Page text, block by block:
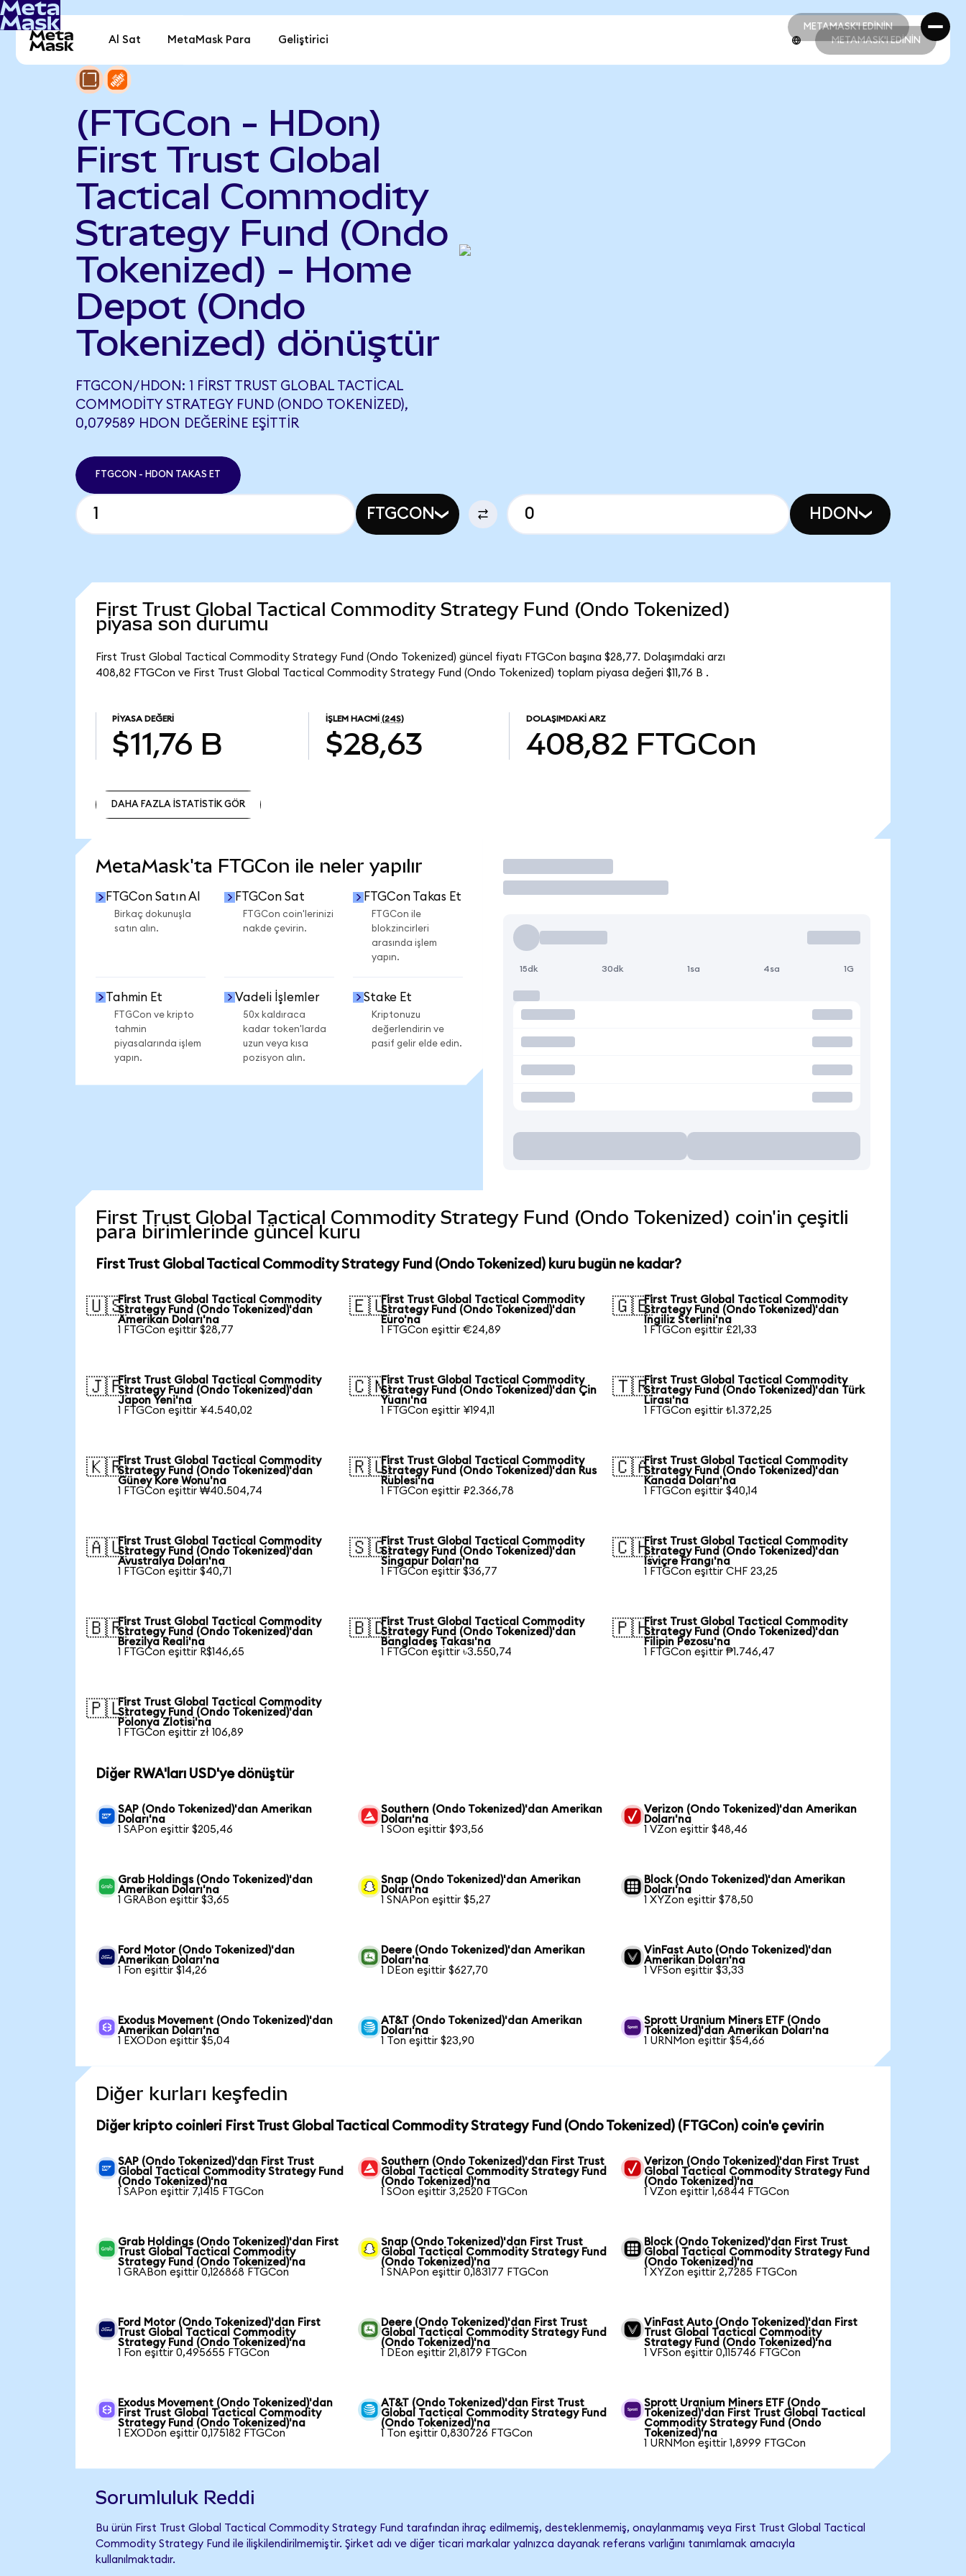
METAMASK'I EDİNİN
METAMASK'I EDİNİN
Al Sat MetaMask Para Geliştirici METAMASK'I EDİNİN
(FTGCon - HDon)
First Trust Global
Tactical Commodity
Strategy Fund (Ondo
Tokenized) - Home
Depot (Ondo
Tokenized) dönüştür
FTGCON/HDON: 1 FIRST TRUST GLOBAL TACTICAL
COMMODITY STRATEGY FUND (ONDO TOKENIZED),
0,079589 HDON DEĞERINE EŞITTIR
FTGCON - HDON TAKAS ET
FTGCON HDON
First Trust Global Tactical Commodity Strategy Fund (Ondo Tokenized)
piyasa son durumu
First Trust Global Tactical Commodity Strategy Fund (Ondo Tokenized) güncel fiyatı FTGCon başına $28,77. Dolaşımdaki arzı
408,82 FTGCon ve First Trust Global Tactical Commodity Strategy Fund (Ondo Tokenized) toplam piyasa değeri $11,76 B .
PIYASA DEĞERI
$11,76 B
İŞLEM HACMI (24S)
$28,63
DOLAŞIMDAKI ARZ
408,82 FTGCon
DAHA FAZLA İSTATİSTİK GÖR
MetaMask'ta FTGCon ile neler yapılır
FTGCon Satın Al
Birkaç dokunuşla
satın alın.
FTGCon Sat
FTGCon coin'lerinizi
nakde çevirin.
FTGCon Takas Et
FTGCon ile
blokzincirleri
arasında işlem
yapın.
Tahmin Et
FTGCon ve kripto
tahmin
piyasalarında işlem
yapın.
Vadeli İşlemler
50x kaldıraca
kadar token'larda
uzun veya kısa
pozisyon alın.
Stake Et
Kriptonuzu
değerlendirin ve
pasif gelir elde edin.
İşlem Yap
15dk 30dk 1sa 4sa 1G
First Trust Global Tactical Commodity Strategy Fund (Ondo Tokenized) coin'in çeşitli
para birimlerinde güncel kuru
First Trust Global Tactical Commodity Strategy Fund (Ondo Tokenized) kuru bugün ne kadar?
🇺🇸First Trust Global Tactical Commodity
Strategy Fund (Ondo Tokenized)'dan
Amerikan Doları'na
1 FTGCon eşittir $28,77
🇪🇺First Trust Global Tactical Commodity
Strategy Fund (Ondo Tokenized)'dan
Euro'na
1 FTGCon eşittir €24,89
🇬🇧First Trust Global Tactical Commodity
Strategy Fund (Ondo Tokenized)'dan
İngiliz Sterlini'na
1 FTGCon eşittir £21,33
🇯🇵First Trust Global Tactical Commodity
Strategy Fund (Ondo Tokenized)'dan
Japon Yeni'na
1 FTGCon eşittir ¥4.540,02
🇨🇳First Trust Global Tactical Commodity
Strategy Fund (Ondo Tokenized)'dan Çin
Yuanı'na
1 FTGCon eşittir ¥194,11
🇹🇷First Trust Global Tactical Commodity
Strategy Fund (Ondo Tokenized)'dan Türk
Lirası'na
1 FTGCon eşittir ₺1.372,25
🇰🇷First Trust Global Tactical Commodity
Strategy Fund (Ondo Tokenized)'dan
Güney Kore Wonu'na
1 FTGCon eşittir ₩40.504,74
🇷🇺First Trust Global Tactical Commodity
Strategy Fund (Ondo Tokenized)'dan Rus
Rublesi'na
1 FTGCon eşittir ₽2.366,78
🇨🇦First Trust Global Tactical Commodity
Strategy Fund (Ondo Tokenized)'dan
Kanada Doları'na
1 FTGCon eşittir $40,14
🇦🇺First Trust Global Tactical Commodity
Strategy Fund (Ondo Tokenized)'dan
Avustralya Doları'na
1 FTGCon eşittir $40,71
🇸🇬First Trust Global Tactical Commodity
Strategy Fund (Ondo Tokenized)'dan
Singapur Doları'na
1 FTGCon eşittir $36,77
🇨🇭First Trust Global Tactical Commodity
Strategy Fund (Ondo Tokenized)'dan
İsviçre Frangı'na
1 FTGCon eşittir CHF 23,25
🇧🇷First Trust Global Tactical Commodity
Strategy Fund (Ondo Tokenized)'dan
Brezilya Reali'na
1 FTGCon eşittir R$146,65
🇧🇩First Trust Global Tactical Commodity
Strategy Fund (Ondo Tokenized)'dan
Bangladeş Takası'na
1 FTGCon eşittir ৳3.550,74
🇵🇭First Trust Global Tactical Commodity
Strategy Fund (Ondo Tokenized)'dan
Filipin Pezosu'na
1 FTGCon eşittir ₱1.746,47
🇵🇱First Trust Global Tactical Commodity
Strategy Fund (Ondo Tokenized)'dan
Polonya Zlotisi'na
1 FTGCon eşittir zł 106,89
Diğer RWA'ları USD'ye dönüştür
SAP (Ondo Tokenized)'dan Amerikan
Doları'na
1 SAPon eşittir $205,46
Southern (Ondo Tokenized)'dan Amerikan
Doları'na
1 SOon eşittir $93,56
Verizon (Ondo Tokenized)'dan Amerikan
Doları'na
1 VZon eşittir $48,46
Grab Holdings (Ondo Tokenized)'dan
Amerikan Doları'na
1 GRABon eşittir $3,65
Snap (Ondo Tokenized)'dan Amerikan
Doları'na
1 SNAPon eşittir $5,27
Block (Ondo Tokenized)'dan Amerikan
Doları'na
1 XYZon eşittir $78,50
Ford Motor (Ondo Tokenized)'dan
Amerikan Doları'na
1 Fon eşittir $14,26
Deere (Ondo Tokenized)'dan Amerikan
Doları'na
1 DEon eşittir $627,70
VinFast Auto (Ondo Tokenized)'dan
Amerikan Doları'na
1 VFSon eşittir $3,33
Exodus Movement (Ondo Tokenized)'dan
Amerikan Doları'na
1 EXODon eşittir $5,04
AT&T (Ondo Tokenized)'dan Amerikan
Doları'na
1 Ton eşittir $23,90
Sprott Uranium Miners ETF (Ondo
Tokenized)'dan Amerikan Doları'na
1 URNMon eşittir $54,66
Diğer kurları keşfedin
Diğer kripto coinleri First Trust Global Tactical Commodity Strategy Fund (Ondo Tokenized) (FTGCon) coin'e çevirin
SAP (Ondo Tokenized)'dan First Trust
Global Tactical Commodity Strategy Fund
(Ondo Tokenized)'na
1 SAPon eşittir 7,1415 FTGCon
Southern (Ondo Tokenized)'dan First Trust
Global Tactical Commodity Strategy Fund
(Ondo Tokenized)'na
1 SOon eşittir 3,2520 FTGCon
Verizon (Ondo Tokenized)'dan First Trust
Global Tactical Commodity Strategy Fund
(Ondo Tokenized)'na
1 VZon eşittir 1,6844 FTGCon
Grab Holdings (Ondo Tokenized)'dan First
Trust Global Tactical Commodity
Strategy Fund (Ondo Tokenized)'na
1 GRABon eşittir 0,126868 FTGCon
Snap (Ondo Tokenized)'dan First Trust
Global Tactical Commodity Strategy Fund
(Ondo Tokenized)'na
1 SNAPon eşittir 0,183177 FTGCon
Block (Ondo Tokenized)'dan First Trust
Global Tactical Commodity Strategy Fund
(Ondo Tokenized)'na
1 XYZon eşittir 2,7285 FTGCon
Ford Motor (Ondo Tokenized)'dan First
Trust Global Tactical Commodity
Strategy Fund (Ondo Tokenized)'na
1 Fon eşittir 0,495655 FTGCon
Deere (Ondo Tokenized)'dan First Trust
Global Tactical Commodity Strategy Fund
(Ondo Tokenized)'na
1 DEon eşittir 21,8179 FTGCon
VinFast Auto (Ondo Tokenized)'dan First
Trust Global Tactical Commodity
Strategy Fund (Ondo Tokenized)'na
1 VFSon eşittir 0,115746 FTGCon
Exodus Movement (Ondo Tokenized)'dan
First Trust Global Tactical Commodity
Strategy Fund (Ondo Tokenized)'na
1 EXODon eşittir 0,175182 FTGCon
AT&T (Ondo Tokenized)'dan First Trust
Global Tactical Commodity Strategy Fund
(Ondo Tokenized)'na
1 Ton eşittir 0,830726 FTGCon
Sprott Uranium Miners ETF (Ondo
Tokenized)'dan First Trust Global Tactical
Commodity Strategy Fund (Ondo
Tokenized)'na
1 URNMon eşittir 1,8999 FTGCon
Sorumluluk Reddi
Bu ürün First Trust Global Tactical Commodity Strategy Fund tarafından ihraç edilmemiş, desteklenmemiş, onaylanmamış veya First Trust Global Tactical
Commodity Strategy Fund ile ilişkilendirilmemiştir. Şirket adı ve diğer ticari markalar yalnızca dayanak referans varlığını tanımlamak amacıyla
kullanılmaktadır.